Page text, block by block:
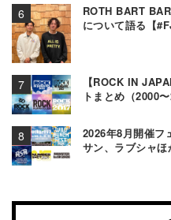
ROTH BART
について語る【
【ROCK IN
トまとめ（2000〜
2026年8月開催フ
サン、ラブシャほ